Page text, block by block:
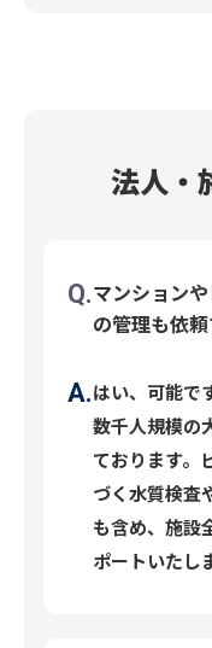
法人・
マンション
の管理も依
はい、可能で
数千人規模の
ております。
づく水質検査
も含め、施設
ポートいたし